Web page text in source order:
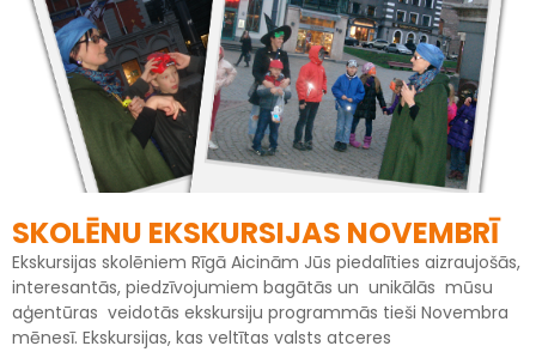
SKOLĒNU EKSKURSIJAS NOVEMBRĪ
Ekskursijas skolēniem Rīgā Aicinām Jūs piedalīties aizraujošās,
interesantās, piedzīvojumiem bagātās un unikālās mūsu
aģentūras veidotās ekskursiju programmās tieši Novembra
mēnesī. Ekskursijas, kas veltītas valsts atceres